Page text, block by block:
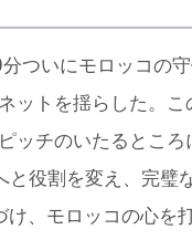
ついにモロッコの
ットを揺らした。こ
ッチのいたるところ
役割を変え、完璧
、モロッコの心を